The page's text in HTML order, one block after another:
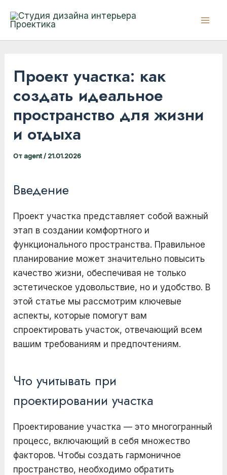
Проект участка: как
создать идеальное
пространство для жизни
и отдыха
Отagent/ 21.01.2026
Введение
Проект участка представляет собой важный
этап в создании комфортного и
функционального пространства. Правильное
планирование может значительно повысить
качество жизни, обеспечивая не только
эстетическое удовольствие, но и удобство. В
этой статье мы рассмотрим ключевые
аспекты, которые помогут вам
спроектировать участок, отвечающий всем
вашим требованиям и предпочтениям.
Что учитывать при
проектировании участка
Проектирование участка — это многогранный
процесс, включающий в себя множество
факторов. Чтобы создать гармоничное
пространство, необходимо обратить